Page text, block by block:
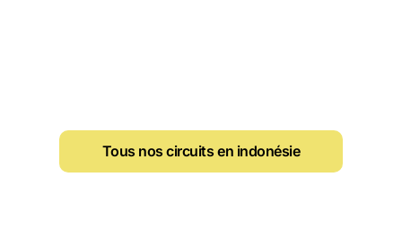
Tous nos circuits en indonésie